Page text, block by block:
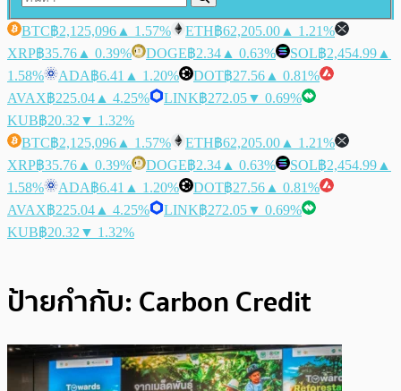
BTC฿2,125,096 ▲ 1.57% ETH฿62,205.00 ▲ 1.21%
XRP฿35.76 ▲ 0.39% DOGE฿2.34 ▲ 0.63% SOL฿2,454.99 ▲
1.58%
ADA฿6.41 ▲ 1.20% DOT฿27.56 ▲ 0.81%
AVAX฿225.04 ▲ 4.25% LINK฿272.05▼ 0.69%
KUB฿20.32 ▼ 1.32%
BTC฿2,125,096 ▲ 1.57% ETH฿62,205.00 ▲ 1.21%
XRP฿35.76 ▲ 0.39% DOGE฿2.34 ▲ 0.63% SOL฿2,454.99 ▲
1.58%
ADA฿6.41 ▲ 1.20% DOT฿27.56 ▲ 0.81%
AVAX฿225.04 ▲ 4.25% LINK฿272.05▼ 0.69%
KUB฿20.32 ▼ 1.32%
ป้ายกำกับ: Carbon Credit